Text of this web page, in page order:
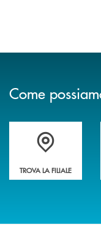
Come
Accedi all' elenco
TROVA LA FILIALE